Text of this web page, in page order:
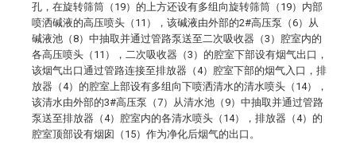
孔，在旋转筛筒（19）的上方还设有多组向旋转筛筒（19）内部
喷洒碱液的高压喷头（11），该碱液由外部的2#高压泵（6）从
碱液池（8）中抽取并通过管路泵送至二次吸收器（3）腔室内的
各高压喷头（11），二次吸收器（3）的腔室下部设有烟气出口，
该烟气出口通过管路连接至排放器（4）腔室下部的烟气入口，排
放器（4）的腔室上部设有多组向下喷洒清水的清水喷头（14），
该清水由外部的3#高压泵（7）从清水池（9）中抽取并通过管路
泵送至排放器（4）腔室内的各清水喷头（14），排放器（4）的
腔室顶部设有烟囱（15）作为净化后烟气的出口。